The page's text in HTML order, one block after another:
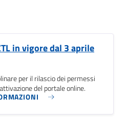
in vigore dal 3 aprile
per il rilascio dei permessi
del portale online.